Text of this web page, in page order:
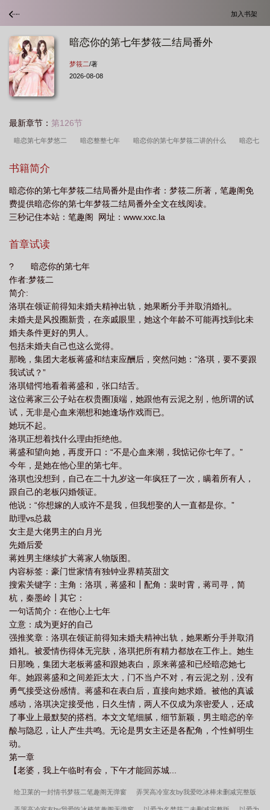
加入书架
暗恋你的第七年梦筱二结局番外
梦筱二/著
2026-08-08
最新章节： 第126节
暗恋第七年梦悠二 暗恋整整七年 暗恋你的第七年梦筱二讲的什么 暗恋七
年 作者梦筱二的暗恋你的第七年
书籍简介
暗恋你的第七年梦筱二结局番外是由作者：梦筱二所著，笔趣阁免
费提供暗恋你的第七年梦筱二结局番外全文在线阅读。
三秒记住本站：笔趣阁 网址：www.xxc.la
首章试读
? 暗恋你的第七年
作者:梦筱二
简介:
洛琪在领证前得知未婚夫精神出轨，她果断分手并取消婚礼。
未婚夫是风投圈新贵，在亲戚眼里，她这个年龄不可能再找到比未
婚夫条件更好的男人。
包括未婚夫自己也这么觉得。
那晚，集团大老板蒋盛和结束应酬后，突然问她：“洛琪，要不要跟
我试试？”
洛琪错愕地看着蒋盛和，张口结舌。
这位蒋家三公子站在权贵圈顶端，她跟他有云泥之别，他所谓的试
试，无非是心血来潮想和她逢场作戏而已。
她玩不起。
洛琪正想着找什么理由拒绝他。
蒋盛和望向她，再度开口：“不是心血来潮，我惦记你七年了。”
今年，是她在他心里的第七年。
洛琪也没想到，自己在二十九岁这一年疯狂了一次，瞒着所有人，
跟自己的老板闪婚领证。
他说：“你想嫁的人或许不是我，但我想娶的人一直都是你。”
助理vs总裁
女主是大佬男主的白月光
先婚后爱
蒋姓男主继续扩大蒋家人物版图。
内容标签：豪门世家情有独钟业界精英甜文
搜索关键字：主角：洛琪，蒋盛和┃配角：裴时霄，蒋司寻，简
杭，秦墨岭┃其它：
一句话简介：在他心上七年
立意：成为更好的自己
强推奖章：洛琪在领证前得知未婚夫精神出轨，她果断分手并取消
婚礼。被爱情伤得体无完肤，洛琪把所有精力都放在工作上。她生
日那晚，集团大老板蒋盛和跟她表白，原来蒋盛和已经暗恋她七
年。她跟蒋盛和之间差距太大，门不当户不对，有云泥之别，没有
勇气接受这份感情。蒋盛和在表白后，直接向她求婚。被他的真诚
感动，洛琪决定接受他，日久生情，两人不仅成为亲密爱人，还成
了事业上最默契的搭档。本文文笔细腻，细节新颖，男主暗恋的辛
酸与隐忍，让人产生共鸣。无论是男女主还是各配角，个性鲜明生
动。
第一章
【老婆，我上午临时有会，下午才能回苏城...
给卫莱的一封情书梦筱二笔趣阁无弹窗 弄哭高冷室友by我爱吃冰棒未删减完整版